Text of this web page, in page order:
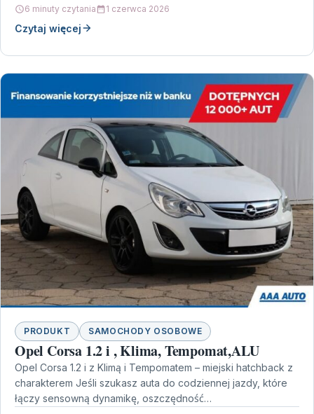
6 minuty czytania 1 czerwca 2026
Czytaj więcej
PRODUKT SAMOCHODY OSOBOWE
Opel Corsa 1.2 i , Klima, Tempomat,ALU
Opel Corsa 1.2 i z Klimą i Tempomatem – miejski hatchback z
charakterem Jeśli szukasz auta do codziennej jazdy, które
łączy sensowną dynamikę, oszczędność…